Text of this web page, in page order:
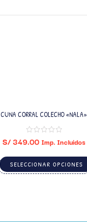
CUNA CORRAL COLECHO «NALA»
S/349.00 Imp. Incluidos
SELECCIONAR OPCIONES